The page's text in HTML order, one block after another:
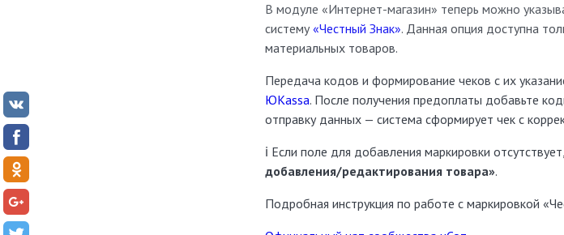
В модуле «Интернет-магазин» теперь можно
систему«Честный Знак». Данная опция доступна
материальных товаров.
Передача кодов и формирование чеков с их
ЮKassa. После получения предоплаты добавьте
отправку данных — система сформирует чек с
ℹ️ Если поле для добавления маркировки
добавления/редактирования товара».
Подробная инструкция по работе с маркировкой